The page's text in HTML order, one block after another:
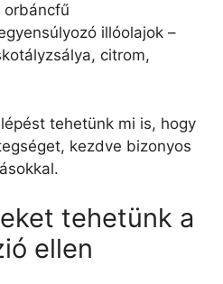
orbáncfű
illóolajok –
citrom,
tehetünk mi is, hogy
kezdve bizonyos
tehetünk a
ellen